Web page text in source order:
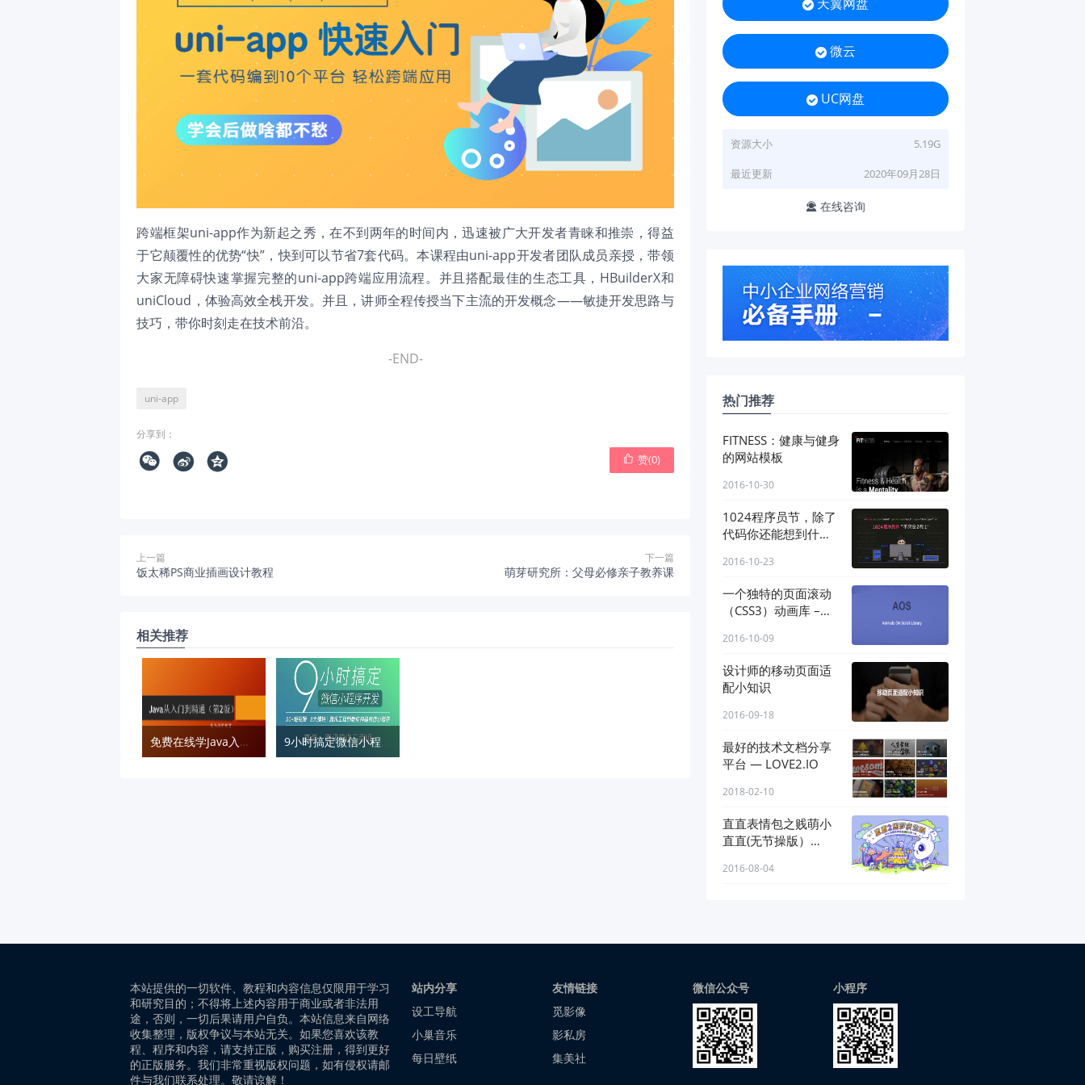
跨端框架uni-app作为新起之秀，在不到两年的时间内，迅速被广大开发者青睐和推崇，得益
于它颠覆性的优势“快”，快到可以节省7套代码。本课程由uni-app开发者团队成员亲授，带领
大家无障碍快速掌握完整的uni-app跨端应用流程。并且搭配最佳的生态工具，HBuilderX和
uniCloud，体验高效全栈开发。并且，讲师全程传授当下主流的开发概念——敏捷开发思路与
技巧，带你时刻走在技术前沿。
-END-
uni-app
分享到：
    赞(0)
上一篇
饭太稀PS商业插画设计教程
下一篇
萌芽研究所：父母必修亲子教养课
相关推荐
免费在线学Java入门到精通 9小时搞定微信小程序开发 —— 高磊

微云
UC网盘
资源大小 5.19G
最近更新 2020年09月28日
 在线咨询
热门推荐
FITNESS：健康与健身
的网站模板
2016-10-30
1024程序员节，除了
代码你还能想到什
2016-10-23
一个独特的页面滚动
（CSS3）动画库 –
2016-10-09
设计师的移动页面适
配小知识
2016-09-18
最好的技术文档分享
平台 — LOVE2.IO
2018-02-10
直直表情包之贱萌小
直直(无节操版）
2016-08-04
本站提供的一切软件、教程和内容信息仅限用于学习
和研究目的；不得将上述内容用于商业或者非法用
途，否则，一切后果请用户自负。本站信息来自网络
收集整理，版权争议与本站无关。如果您喜欢该教
程、程序和内容，请支持正版，购买注册，得到更好
的正版服务。我们非常重视版权问题，如有侵权请邮
件与我们联系处理。敬请谅解！
站内分享
设工导航
小巢音乐
每日壁纸
友情链接
觅影像
影私房
集美社
微信公众号 小程序